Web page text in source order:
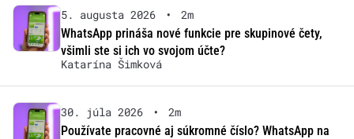
5. augusta 2026 •
2m
WhatsApp prináša nové funkcie pre skupinové čety,
všimli ste si ich vo svojom účte?
Katarína Šimková
30. júla 2026 •
2m
Používate pracovné aj súkromné číslo? WhatsApp na